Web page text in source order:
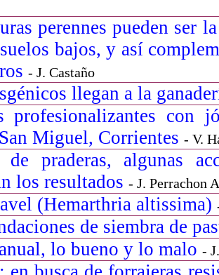
perennes pueden ser
bajos, y así
- J. Castaño
llegan a la
profesionalizantes con
Miguel, Corrientes - V.
de praderas, algunas
los resultados - J. Perrachon
(Hemarthria altissima)
de siembra de
lo bueno y lo malo -